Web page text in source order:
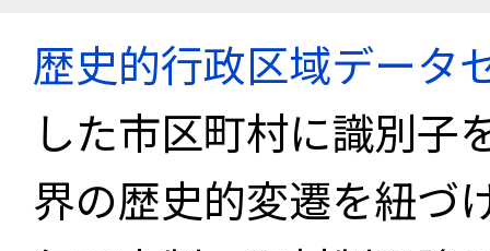
歴史的行政区域データ
した市区町村に識別子
界の歴史的変遷を紐づ